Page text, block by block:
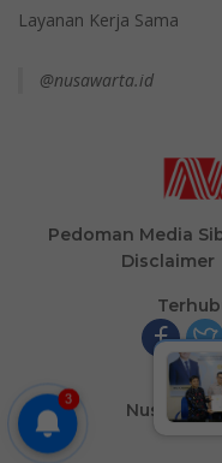
Layanan Kerja Sama
@nusawarta.id
Pedoman Media
Disclaimer
Nusa
3